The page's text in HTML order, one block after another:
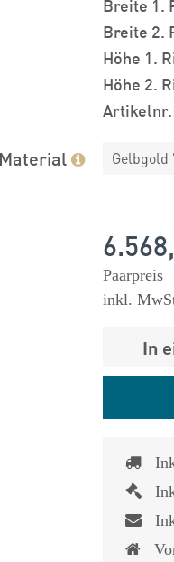
Breite 2.
Höhe 1.
Höhe 2.
Material Gelbgold
Paarpreis
inkl.
In